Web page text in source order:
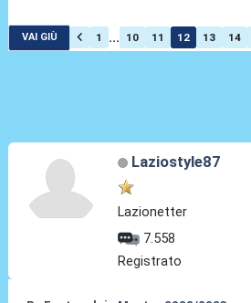
VAI GIÙ 1 ... 10 11 12 13 14
Laziostyle87
Lazionetter
7.558
Registrato